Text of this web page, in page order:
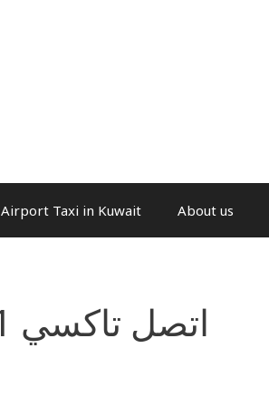
Airport Taxi in Kuwait About us
اتصل تاكسي 69694241